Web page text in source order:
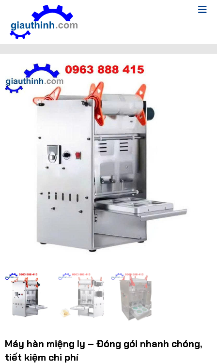
Máy hàn miệng ly – Đóng gói nhanh chóng,
tiết kiệm chi phí